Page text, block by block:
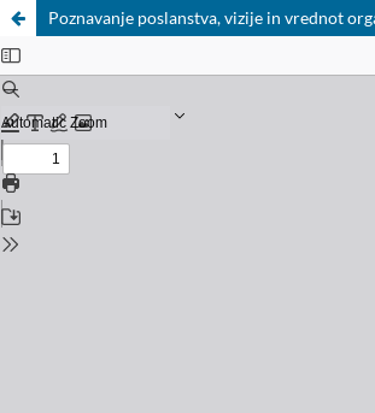
Poznavanje poslanstva, vizije in vrednot